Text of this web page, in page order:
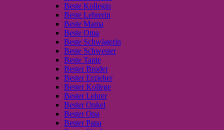
Beste Kollegin
Beste Lehrerin
Beste Mama
Beste Oma
Beste Schwägerin
Beste Schwester
Beste Tante
Bester Bruder
Bester Erzieher
Bester Kollege
Bester Lehrer
Bester Onkel
Bester Opa
Bester Papa